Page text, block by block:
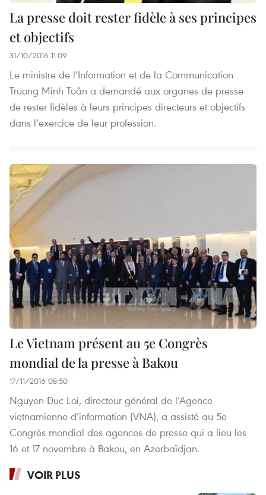
La presse doit rester fidèle à ses principes
et objectifs
31/10/2016 11:09
Le ministre de l’Information et de la Communication
Truong Minh Tuân a demandé aux organes de presse
de rester fidèles à leurs principes directeurs et objectifs
dans l’exercice de leur profession.
Le Vietnam présent au 5e Congrès
mondial de la presse à Bakou
17/11/2016 08:50
Nguyen Duc Loi, directeur général de l’Agence
vietnamienne d’information (VNA), a assisté au 5e
Congrès mondial des agences de presse ​qui a lieu les
16 et 17 novembre à Bakou, en Azerbaïdjan.
VOIR PLUS